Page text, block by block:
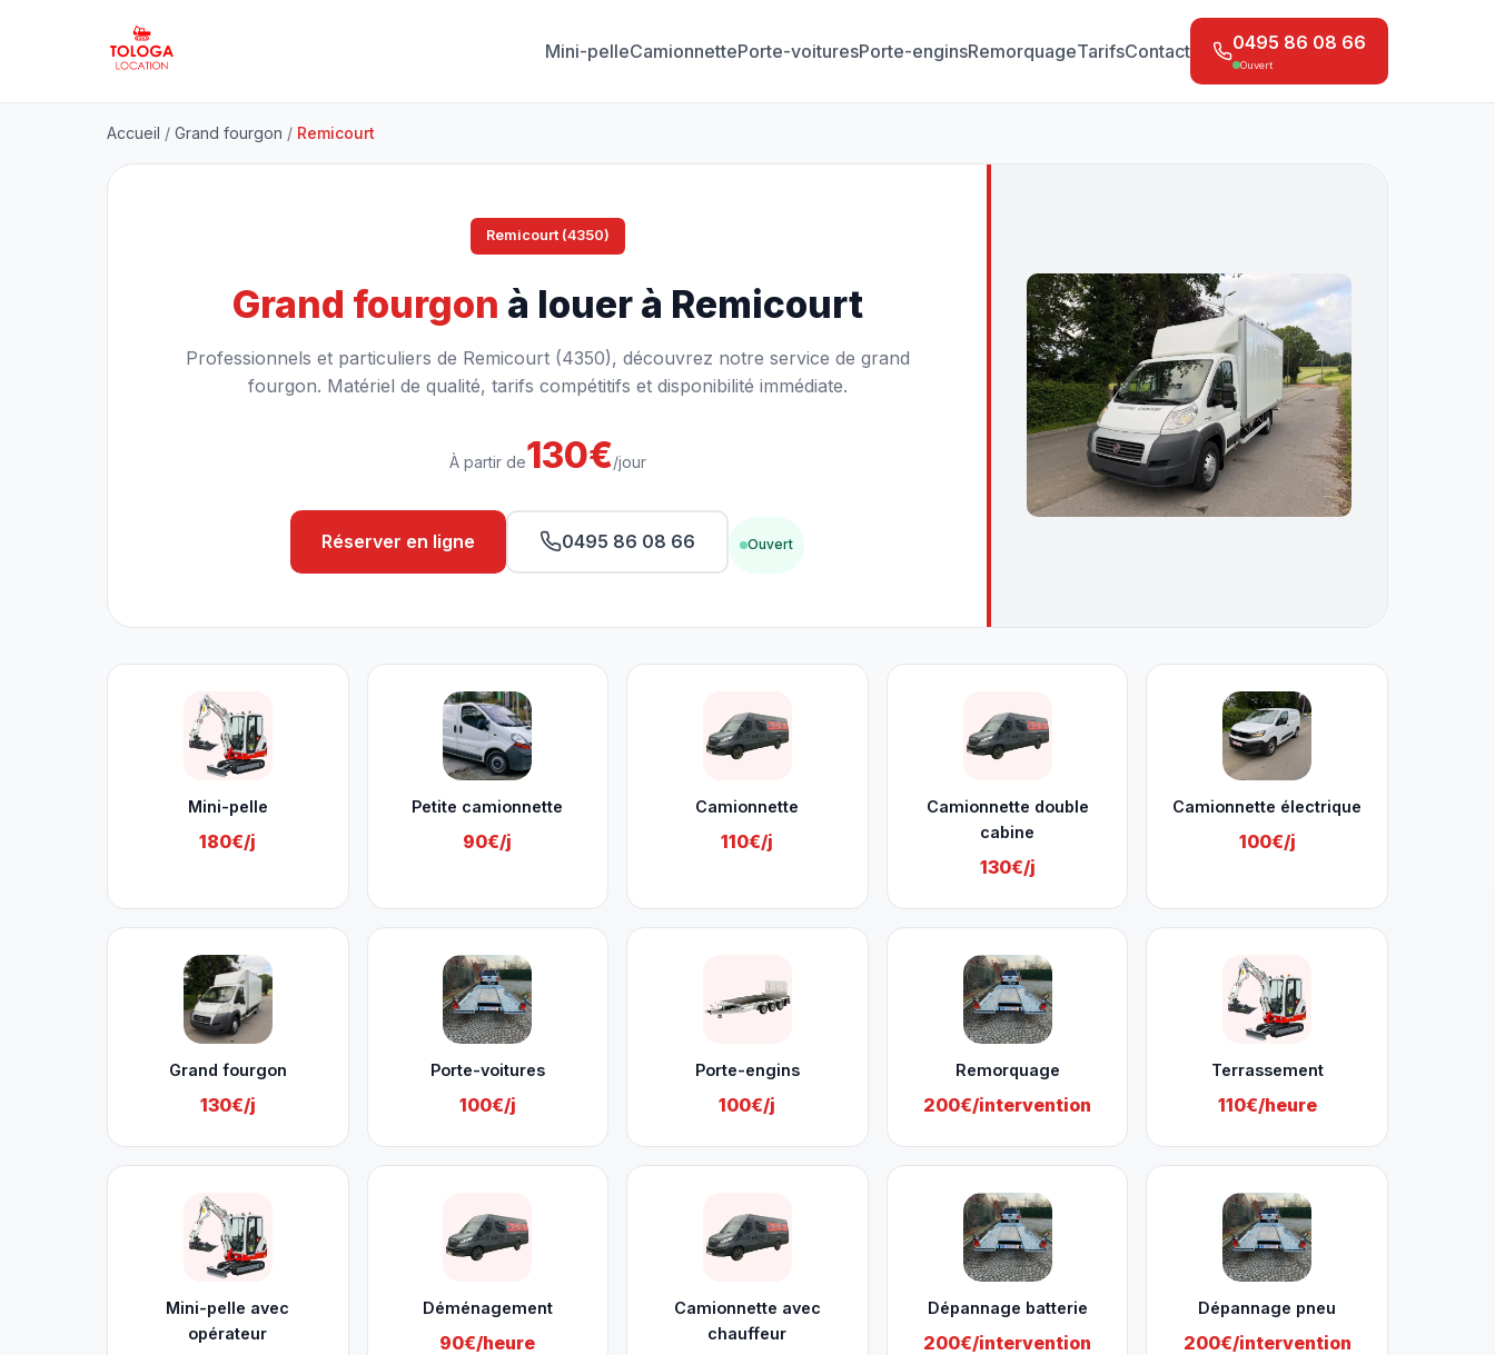
Mini-pelleCamionnettePorte-voituresPorte-enginsRemorquageTarifsContact 0495 86 08 66
Ouvert
Accueil / Grand fourgon / Remicourt
Remicourt (4350)
Grand fourgon à louer à Remicourt
Professionnels et particuliers de Remicourt (4350), découvrez notre service de grand
fourgon. Matériel de qualité, tarifs compétitifs et disponibilité immédiate.
À partir de130€/jour
Réserver en ligne 0495 86 08 66 Ouvert
Mini-pelle
180€/j
Petite camionnette
90€/j
Camionnette
110€/j
Camionnette double
cabine
130€/j
Camionnette électrique
100€/j
Grand fourgon
130€/j
Porte-voitures
100€/j
Porte-engins
100€/j
Remorquage
200€/intervention
Terrassement
110€/heure
Mini-pelle avec
opérateur
Déménagement
90€/heure
Camionnette avec
chauffeur
Dépannage batterie
200€/intervention
Dépannage pneu
200€/intervention